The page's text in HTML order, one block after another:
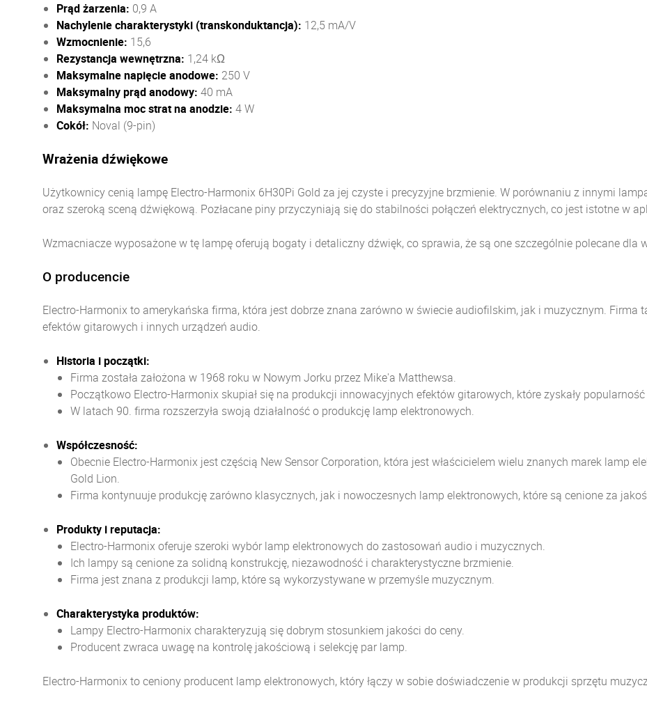
Prąd żarzenia: 0,9 A
Nachylenie charakterystyki (transkonduktancja): 12,5 mA/V
Wzmocnienie: 15,6
Rezystancja wewnętrzna: 1,24 kΩ
Maksymalne napięcie anodowe: 250 V
Maksymalny prąd anodowy: 40 mA
Maksymalna moc strat na anodzie: 4 W
Cokół: Noval (9-pin)
Wrażenia dźwiękowe
Użytkownicy cenią lampę Electro-Harmonix 6H30Pi Gold za jej czyste i precyzyjne brzmienie. W porównaniu z innymi
oraz szeroką sceną dźwiękową. Pozłacane piny przyczyniają się do stabilności połączeń elektrycznych, co jest istotne w
Wzmacniacze wyposażone w tę lampę oferują bogaty i detaliczny dźwięk, co sprawia, że są one szczególnie polecane dla
O producencie
Electro-Harmonix to amerykańska firma, która jest dobrze znana zarówno w świecie audiofilskim, jak i muzycznym. Firma
efektów gitarowych i innych urządzeń audio.
Historia i początki:
Firma została założona w 1968 roku w Nowym Jorku przez Mike'a Matthewsa.
Początkowo Electro-Harmonix skupiał się na produkcji innowacyjnych efektów gitarowych, które zyskały
W latach 90. firma rozszerzyła swoją działalność o produkcję lamp elektronowych.
Współczesność:
Obecnie Electro-Harmonix jest częścią New Sensor Corporation, która jest właścicielem wielu znanych marek lamp
Gold Lion.
Firma kontynuuje produkcję zarówno klasycznych, jak i nowoczesnych lamp elektronowych, które są cenione za
Produkty i reputacja:
Electro-Harmonix oferuje szeroki wybór lamp elektronowych do zastosowań audio i muzycznych.
Ich lampy są cenione za solidną konstrukcję, niezawodność i charakterystyczne brzmienie.
Firma jest znana z produkcji lamp, które są wykorzystywane w przemyśle muzycznym.
Charakterystyka produktów:
Lampy Electro-Harmonix charakteryzują się dobrym stosunkiem jakości do ceny.
Producent zwraca uwagę na kontrolę jakościową i selekcję par lamp.
Electro-Harmonix to ceniony producent lamp elektronowych, który łączy w sobie doświadczenie w produkcji sprzętu